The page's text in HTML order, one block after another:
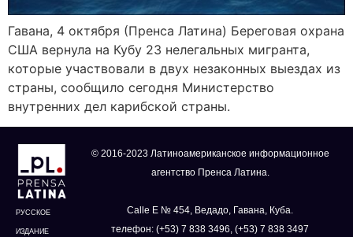
Гавана, 4 октября (Пренса Латина) Береговая охрана
США вернула на Кубу 23 нелегальных мигранта,
которые участвовали в двух незаконных выездах из
страны, сообщило сегодня Министерство
внутренних дел карибской страны.
РУССКОЕ
ИЗДАНИЕ
© 2016-2023 Латиноамериканское информационное
агентство Пренса Латина.
Calle E № 454, Ведадо, Гавана, Куба.
телефон: (+53) 7 838 3496, (+53) 7 838 3497